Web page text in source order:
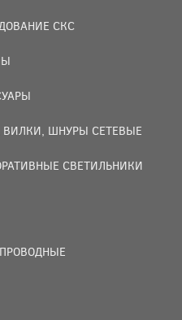
СКС
ШНУРЫ СЕТЕВЫЕ
СВЕТИЛЬНИКИ